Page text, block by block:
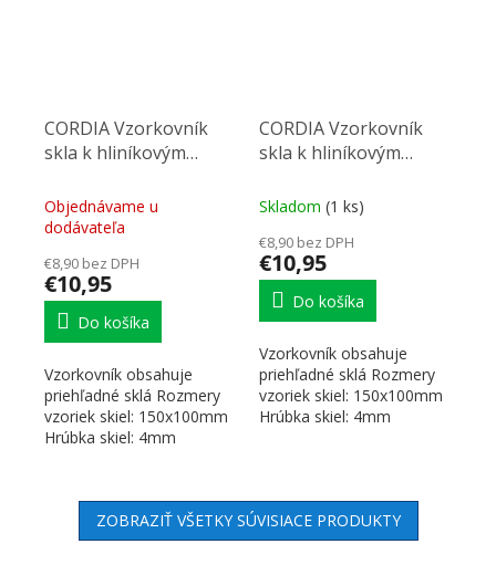
CORDIA Vzorkovník
skla k hliníkovým
Objednávame u
dodávateľa
€8,90 bez DPH
€10,95
Do košíka
Vzorkovník obsahuje
priehľadné sklá Rozmery
vzoriek skiel: 150x100mm
Hrúbka skiel: 4mm
CORDIA Vzorkovník
skla k hliníkovým
Skladom (1 ks)
€8,90 bez DPH
€10,95
Do košíka
Vzorkovník obsahuje
priehľadné sklá Rozmery
vzoriek skiel: 150x100mm
Hrúbka skiel: 4mm
ZOBRAZIŤ VŠETKY SÚVISIACE PRODUKTY